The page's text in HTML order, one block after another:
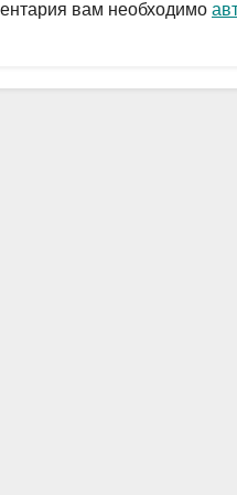
ть
вам необходимо